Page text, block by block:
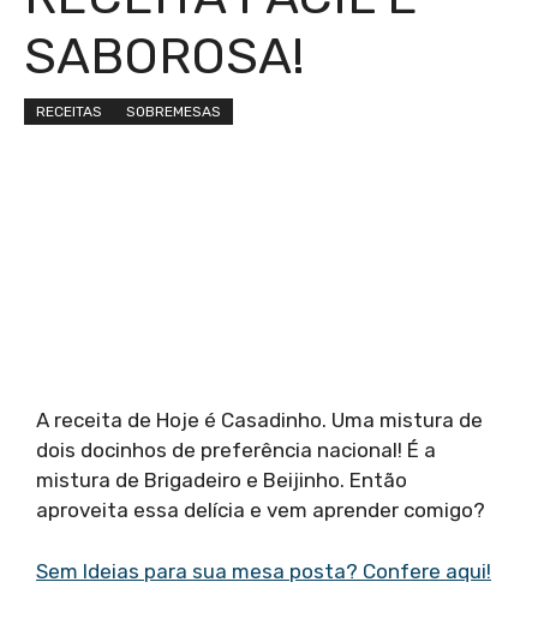
SABOROSA!
RECEITAS SOBREMESAS
A receita de Hoje é Casadinho. Uma mistura de
dois docinhos de preferência nacional! É a
mistura de Brigadeiro e Beijinho. Então
aproveita essa delícia e vem aprender comigo?
Sem Ideias para sua mesa posta? Confere aqui!